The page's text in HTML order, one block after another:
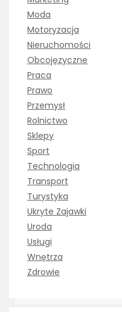
Moda
Motoryzacja
Nieruchomości
Obcojęzyczne
Praca
Prawo
Przemysł
Rolnictwo
Sklepy
Sport
Technologia
Transport
Turystyka
Ukryte Zajawki
Uroda
Usługi
Wnętrza
Zdrowie